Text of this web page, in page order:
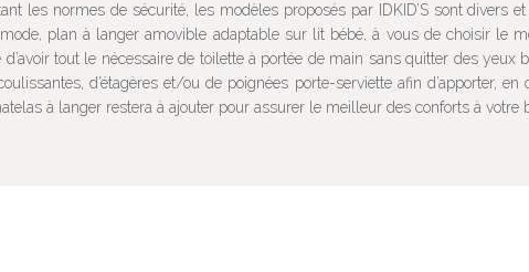
les normes de sécurité, les modèles proposés par IDKID’S sont divers
plan à langer amovible adaptable sur lit bébé, à vous de choisir le
tout le nécessaire de toilette à portée de main sans quitter des yeux
d’étagères et/ou de poignées porte-serviette afin d’apporter,
à langer restera à ajouter pour assurer le meilleur des conforts à votre